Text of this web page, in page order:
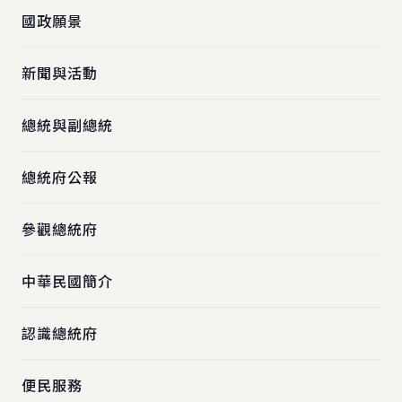
國政願景
新聞與活動
總統與副總統
總統府公報
參觀總統府
中華民國簡介
認識總統府
便民服務